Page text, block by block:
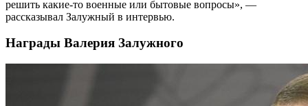
решить какие-то военные или бытовые вопросы», —
рассказывал Залужный в интервью.
Награды Валерия Залужного